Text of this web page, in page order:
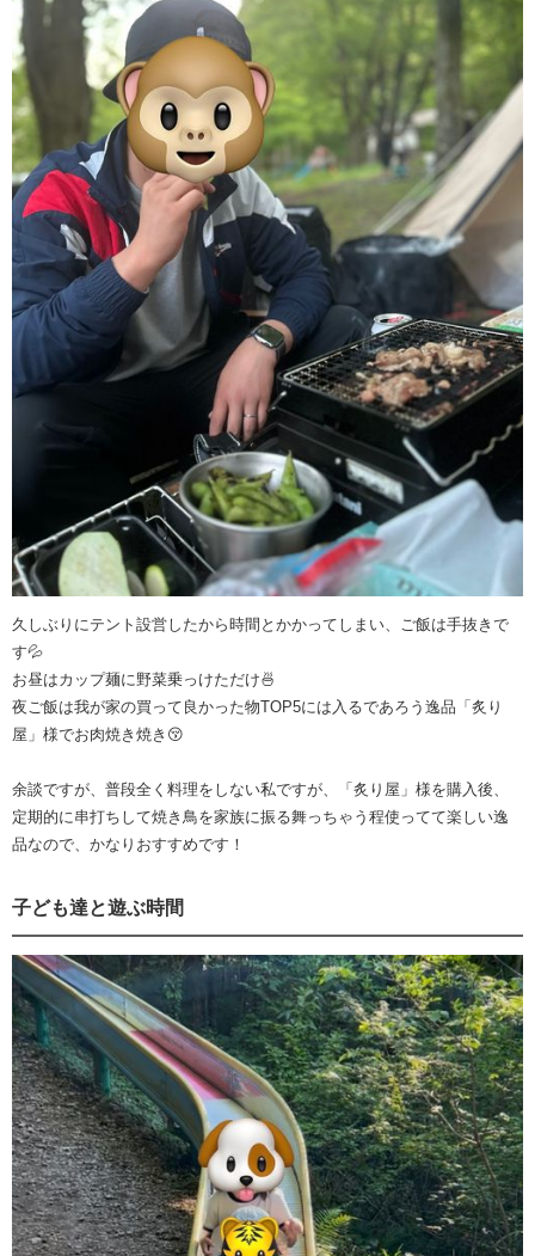
久しぶりにテント設営したから時間とかかってしまい、ご飯は手抜きで
す💦
お昼はカップ麺に野菜乗っけただけ🍜
夜ご飯は我が家の買って良かった物TOP5には入るであろう逸品「炙り
屋」様でお肉焼き焼き😚
余談ですが、普段全く料理をしない私ですが、「炙り屋」様を購入後、
定期的に串打ちして焼き鳥を家族に振る舞っちゃう程使ってて楽しい逸
品なので、かなりおすすめです！
子ども達と遊ぶ時間